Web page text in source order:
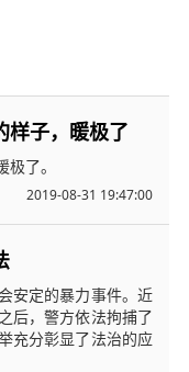
子，暖极了
了。
2019-08-31 19:47:00
安定的暴力事件。近
后，警方依法拘捕了
充分彰显了法治的应